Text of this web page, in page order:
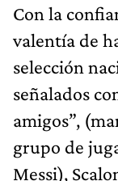
Con la
valentía de
selección
señalados
amigos”,
grupo de
Messi),